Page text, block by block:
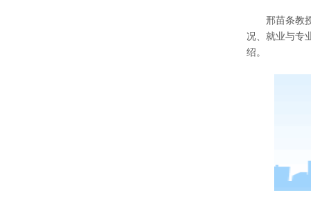
邢苗条教
况、就业与专
绍 。